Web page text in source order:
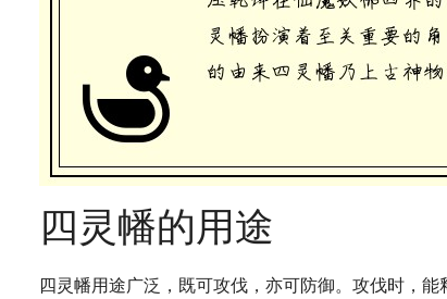
四灵幡的用途
四灵幡用途广泛，既可攻伐，亦可防御。攻伐时，